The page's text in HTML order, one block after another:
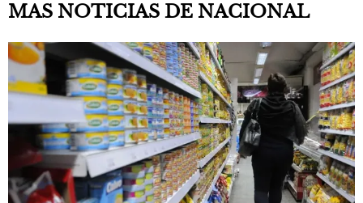
MAS NOTICIAS DE NACIONAL